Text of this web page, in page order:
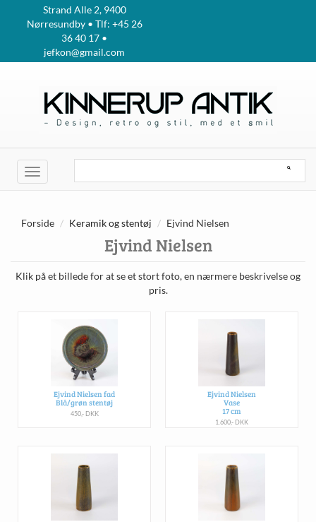
Strand Alle 2, 9400
Nørresundby • Tlf: +45 26
36 40 17 •
jefkon@gmail.com
Toggle
navigation
Forside Keramik og stentøj Ejvind Nielsen
Ejvind Nielsen
Klik på et billede for at se et stort foto, en nærmere beskrivelse og
pris.
Ejvind Nielsen fad
Blå/grøn stentøj
450,- DKK
Ejvind Nielsen
Vase
17 cm
1.600,- DKK